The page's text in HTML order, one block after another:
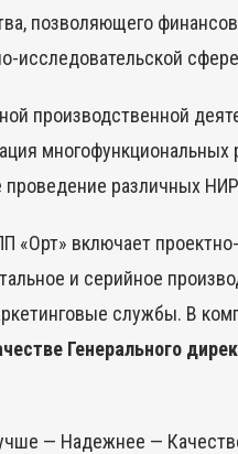
позволяющего
исследовательской
производственной
проведение различных
«Орт» включает
и серийное
службы. В
Генерального
— Надежнее —